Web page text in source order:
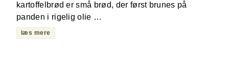
kartoffelbrød er små brød, der først brunes på
panden i rigelig olie …
læs mere